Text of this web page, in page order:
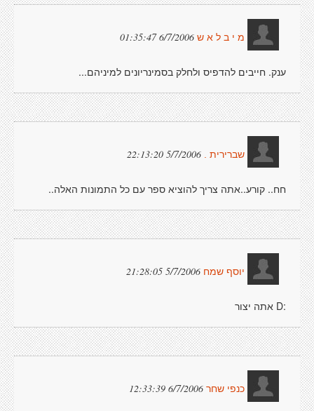
מ י ב ל א ש 6/7/2006 01:35:47
ענק. חייבים להדפיס ולחלק בסמינריונים למיניהם...
שברירית . 5/7/2006 22:13:20
חח.. קורע..אתה צריך להוציא ספר עם כל התמונות האלה..
יוסף שמח 5/7/2006 21:28:05
:D אתה יצור
כנפי שחר 6/7/2006 12:33:39